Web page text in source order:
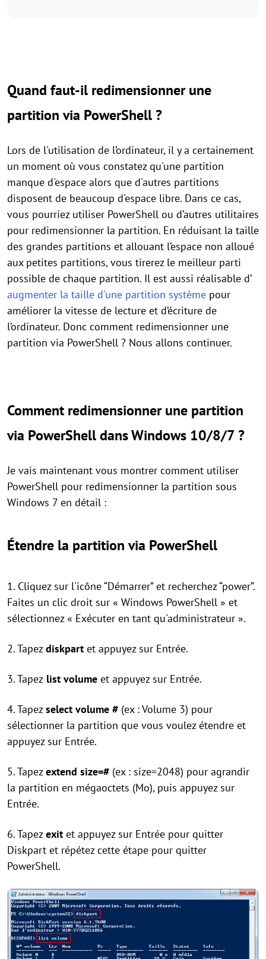
Quand faut-il redimensionner une
partition via PowerShell ?
Lors de l'utilisation de l’ordinateur, il y a certainement
un moment où vous constatez qu'une partition
manque d'espace alors que d'autres partitions
disposent de beaucoup d'espace libre. Dans ce cas,
vous pourriez utiliser PowerShell ou d’autres utilitaires
pour redimensionner la partition. En réduisant la taille
des grandes partitions et allouant l’espace non alloué
aux petites partitions, vous tirerez le meilleur parti
possible de chaque partition. Il est aussi réalisable d’
augmenter la taille d'une partition système pour
améliorer la vitesse de lecture et d’écriture de
l’ordinateur. Donc comment redimensionner une
partition via PowerShell ? Nous allons continuer.
Comment redimensionner une partition
via PowerShell dans Windows 10/8/7 ?
Je vais maintenant vous montrer comment utiliser
PowerShell pour redimensionner la partition sous
Windows 7 en détail :
Étendre la partition via PowerShell
1. Cliquez sur l'icône “Démarrer” et recherchez “power”.
Faites un clic droit sur « Windows PowerShell » et
sélectionnez « Exécuter en tant qu'administrateur ».
2. Tapezdiskpart et appuyez sur Entrée.
3. Tapez list volume et appuyez sur Entrée.
4. Tapezselect volume # (ex : Volume 3) pour
sélectionner la partition que vous voulez étendre et
appuyez sur Entrée.
5. Tapezextend size=# (ex : size=2048) pour agrandir
la partition en mégaoctets (Mo), puis appuyez sur
Entrée.
6. Tapezexit et appuyez sur Entrée pour quitter
Diskpart et répétez cette étape pour quitter
PowerShell.